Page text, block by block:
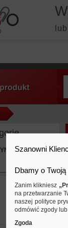
BIUROWE
Szanowni
Dbamy o
Zanim klikniesz
na przetwarzanie
naszej polityce
odmówić zgody
Zgoda